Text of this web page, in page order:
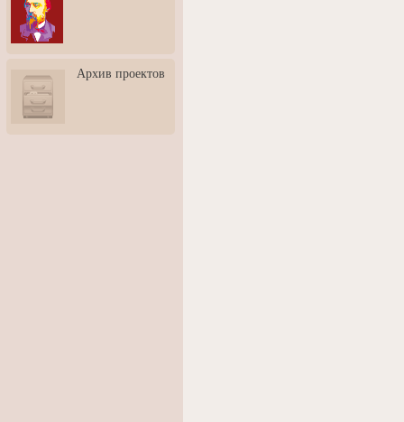
3: Обусловленности
человека и их влияние на
карьеру
скульптором Дмитрием
Тугариновым
АртБульвар в День города
Архив проектов